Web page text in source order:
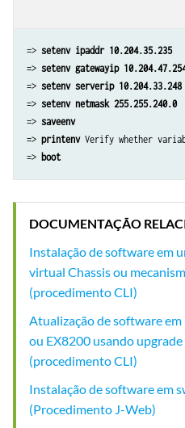
=> setenv ipaddr 10.204.35.235
=> setenv gatewayip
=> setenv serverip 10.204.33.248
=> setenv netmask 255.255.240.0
=> saveenv
=> printenv Verify whether
=> boot
DOCUMENTAÇÃO
Instalação de software em
virtual Chassis ou
(procedimento CLI)
Atualização de software
ou EX8200 usando
(procedimento CLI)
Instalação de software em
(Procedimento J-Web)